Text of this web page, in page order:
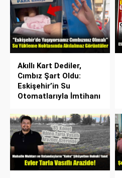
Akıllı Kart Dediler,
Cımbız Şart Oldu:
Eskişehir’in Su
Otomatlarıyla İmtihanı